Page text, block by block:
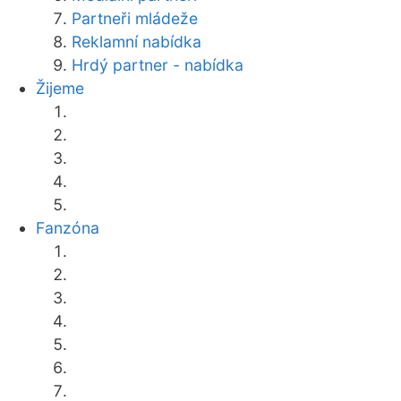
Partneři mládeže
Reklamní nabídka
Hrdý partner - nabídka
Žijeme
Fanzóna